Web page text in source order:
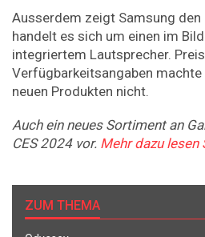
Ausserdem zeigt Samsung den
handelt es sich um einen im
integriertem Lautsprecher.
Verfügbarkeitsangaben machte
neuen Produkten nicht.
Auch ein neues Sortiment an
CES 2024 vor. Mehr dazu lesen
ZUM THEMA